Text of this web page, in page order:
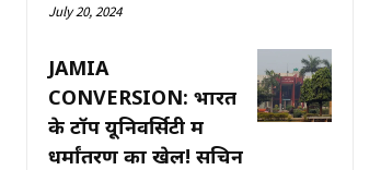
July 20, 2024
JAMIA
CONVERSION: भारत
के टॉप यूनिवर्सिटी में
धर्मांतरण का खेल! सचिन